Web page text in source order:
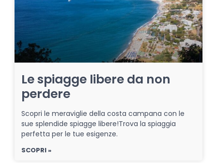
Le spiagge libere da non
perdere
Scopri le meraviglie della costa campana con le
sue splendide spiagge libere!Trova la spiaggia
perfetta per le tue esigenze.
SCOPRI »